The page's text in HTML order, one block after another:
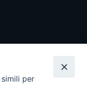
per